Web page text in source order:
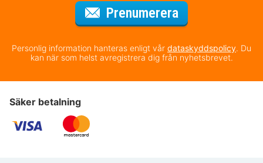
Prenumerera
Personlig information hanteras enligt vår dataskyddspolicy. Du
kan när som helst avregistrera dig från nyhetsbrevet.
Säker betalning